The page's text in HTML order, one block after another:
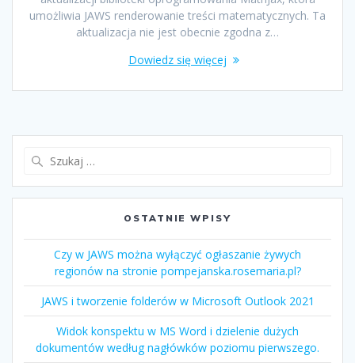
umożliwia JAWS renderowanie treści matematycznych. Ta
aktualizacja nie jest obecnie zgodna z…
Dowiedz się więcej
OSTATNIE WPISY
Czy w JAWS można wyłączyć ogłaszanie żywych
regionów na stronie pompejanska.rosemaria.pl?
JAWS i tworzenie folderów w Microsoft Outlook 2021
Widok konspektu w MS Word i dzielenie dużych
dokumentów według nagłówków poziomu pierwszego.